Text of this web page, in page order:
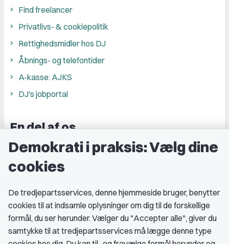
Find freelancer
Privatlivs- & cookiepolitik
Rettighedsmidler hos DJ
Åbnings- og telefontider
A-kasse: AJKS
DJ's jobportal
En del af os
Grupper og kredse
Studenterorganisationer
Medlemskab
Fordele som medlem
Demokrati i praksis: Vælg dine
cookies
De tredjepartsservices, denne hjemmeside bruger, benytter
cookies til at indsamle oplysninger om dig til de forskellige
formål, du ser herunder. Vælger du "Accepter alle", giver du
samtykke til at tredjepartsservices må lægge denne type